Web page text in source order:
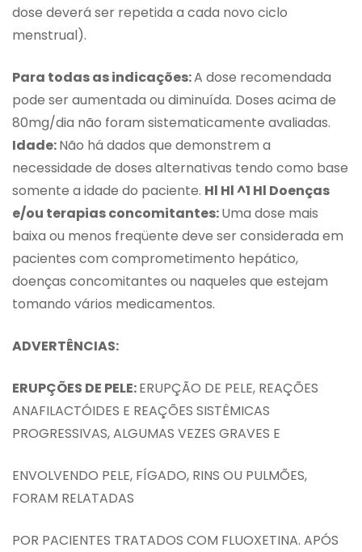
dose deverá ser repetida a cada novo ciclo
menstrual).
Para todas as indicações:A dose recomendada
pode ser aumentada ou diminuída. Doses acima de
80mg/dia não foram sistematicamente avaliadas.
Idade:Não há dados que demonstrem a
necessidade de doses alternativas tendo como base
somente a idade do paciente. Hl Hl^1 Hl Doenças
e/ou terapias concomitantes:Uma dose mais
baixa ou menos freqüente deve ser considerada em
pacientes com comprometimento hepático,
doenças concomitantes ou naqueles que estejam
tomando vários medicamentos.
ADVERTÊNCIAS:
ERUPÇÕES DE PELE:ERUPÇÃO DE PELE, REAÇÕES
ANAFILACTÓIDES E REAÇÕES SISTÊMICAS
PROGRESSIVAS, ALGUMAS VEZES GRAVES E
ENVOLVENDO PELE, FÍGADO, RINS OU PULMÕES,
FORAM RELATADAS
POR PACIENTES TRATADOS COM FLUOXETINA. APÓS